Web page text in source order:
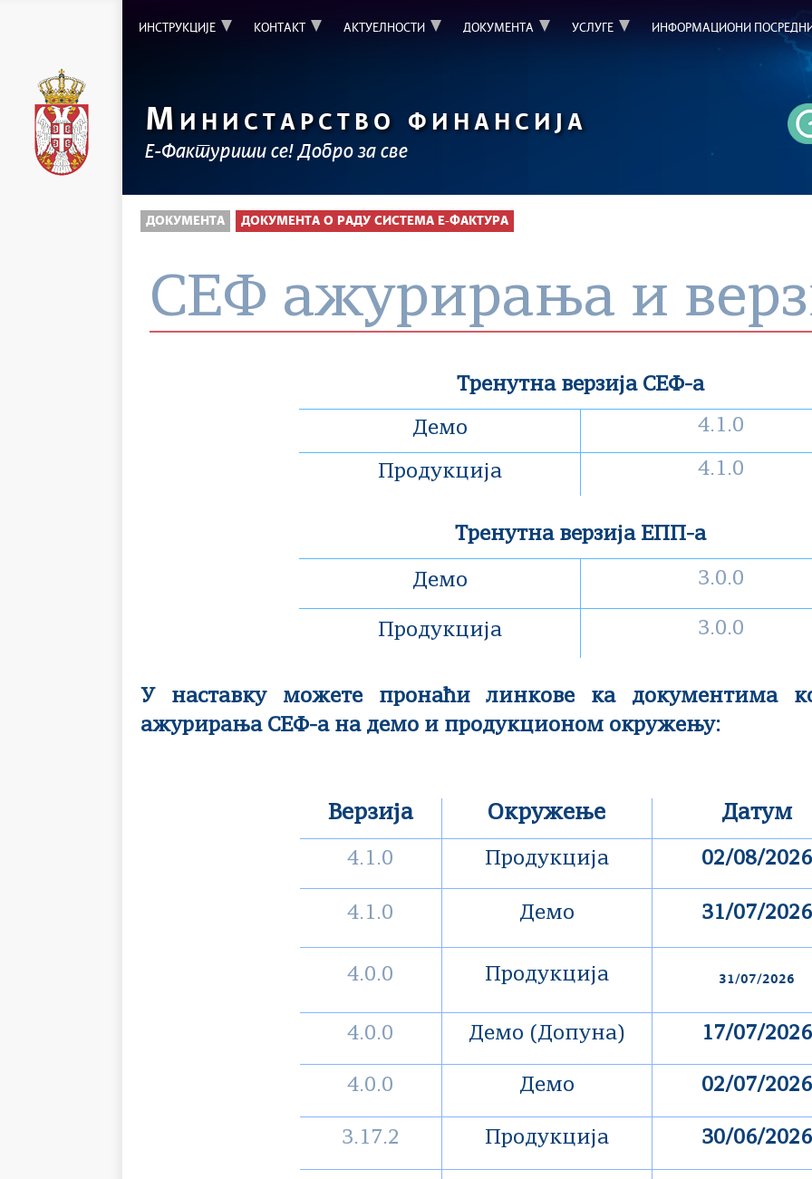
ИНСТРУКЦИЈЕ КОНТАКТ АКТУЕЛНОСТИ ДОКУМЕНТА УСЛУГЕ ИНФОРМАЦИОНИ
М ИНИСТАРСТВО ФИНАНСИЈА
Е-Фактуриши се! Добро за све
ДОКУМЕНТА ДОКУМЕНТА О РАДУ СИСТЕМА Е-ФАКТУРА
СЕФ ажурирања и
Тренутна верзија СЕФ-а
Демо 4.1.0
Продукција 4.1.0
Тренутна верзија ЕПП-а
Демо 3.0.0
Продукција 3.0.0
У наставку можете пронаћи линкове ка документима
ажурирања СЕФ-а на демо и продукционом окружењу:
Верзија Окружење Датум
4.1.0 Продукција 02/08/2026
4.1.0 Демо 31/07/2026
4.0.0 Продукција 31/07/2026
4.0.0 Демо (Допуна) 17/07/2026
4.0.0 Демо 02/07/2026
3.17.2 Продукција 30/06/2026